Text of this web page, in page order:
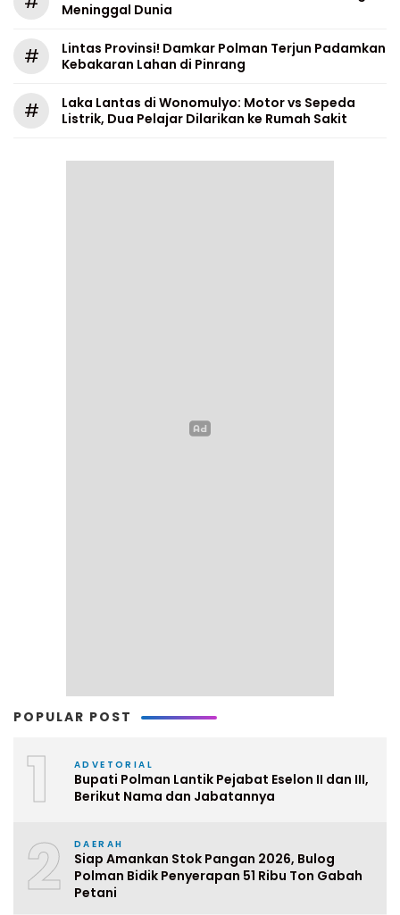
Meninggal Dunia
#
Lintas Provinsi! Damkar Polman Terjun Padamkan
Kebakaran Lahan di Pinrang
#
Laka Lantas di Wonomulyo: Motor vs Sepeda
Listrik, Dua Pelajar Dilarikan ke Rumah Sakit
POPULAR POST
1 ADVETORIAL
Bupati Polman Lantik Pejabat Eselon II dan III,
Berikut Nama dan Jabatannya
2 DAERAH
Siap Amankan Stok Pangan 2026, Bulog
Polman Bidik Penyerapan 51 Ribu Ton Gabah
Petani